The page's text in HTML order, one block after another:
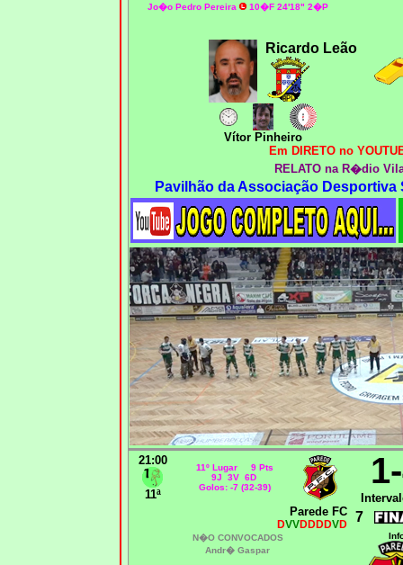
Jo�o Pedro Pereira 10�F 24'18" 2�P
Ricardo Leão
Vítor Pinheiro
Em DIRETO no
RELATO na R�dio
Pavilhão da Associação
21:00
11ª
11º Lugar 9 Pts
9J 3V 6D
Golos: -7 (32-39)
1
Parede FC
DVVDDDDVD 7
N�O CONVOCADOS
Andr� Gaspar